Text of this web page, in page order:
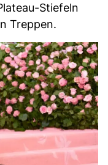
Stiefeln
Treppen.